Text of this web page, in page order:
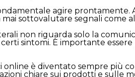
agire
mai sottovalutare segnali
non riguarda solo la
sintomi. È importante
online è diventato sempre più
chiare sui prodotti e sulle